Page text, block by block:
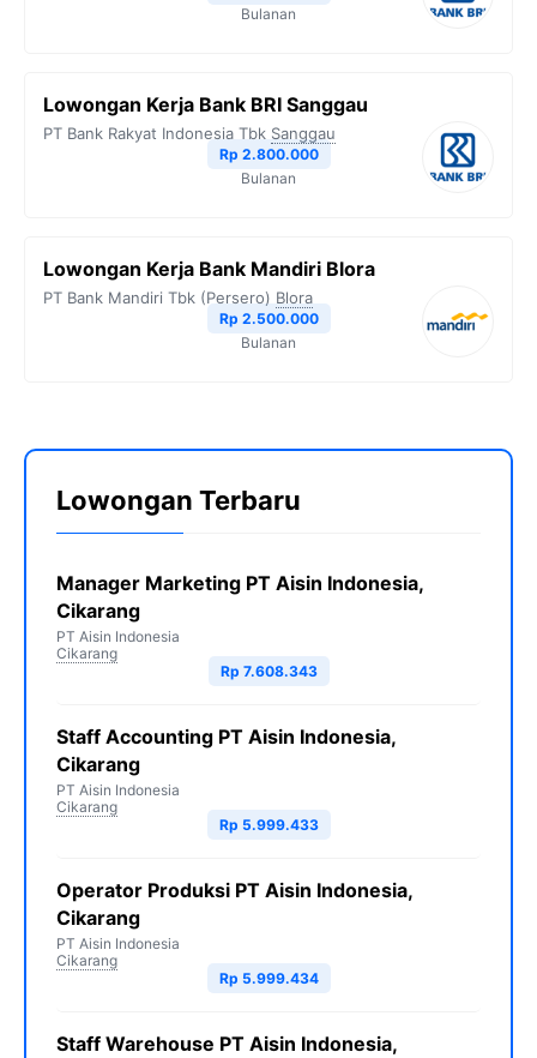
Bulanan
Lowongan Kerja Bank BRI Sanggau
PT Bank Rakyat Indonesia Tbk Sanggau
Rp 2.800.000
Bulanan
Lowongan Kerja Bank Mandiri Blora
PT Bank Mandiri Tbk (Persero) Blora
Rp 2.500.000
Bulanan
Lowongan Terbaru
Manager Marketing PT Aisin Indonesia,
Cikarang
PT Aisin Indonesia
Cikarang
Rp 7.608.343
Staff Accounting PT Aisin Indonesia,
Cikarang
PT Aisin Indonesia
Cikarang
Rp 5.999.433
Operator Produksi PT Aisin Indonesia,
Cikarang
PT Aisin Indonesia
Cikarang
Rp 5.999.434
Staff Warehouse PT Aisin Indonesia,